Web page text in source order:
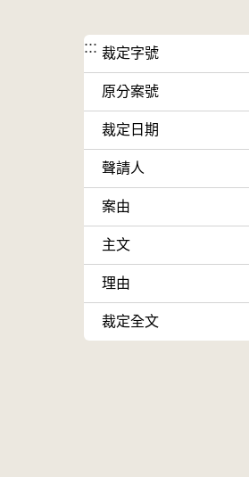
::: 裁定字號
原分案號
裁定日期
聲請人
案由
主文
理由
裁定全文